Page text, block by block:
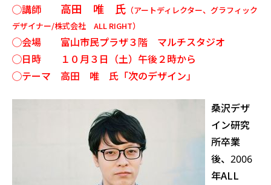
◯講師 高田 唯 氏 （アートディレクター、グラフィック
デザイナー/株式会社 ALL RIGHT）
◯会場 富山市民プラザ３階 マルチスタジオ
◯日時 １０月３日（土）午後２時から
◯テーマ 高田 唯 氏「次のデザイン」
桑沢デザ
イン研究
所卒業
後、2006
年ALL